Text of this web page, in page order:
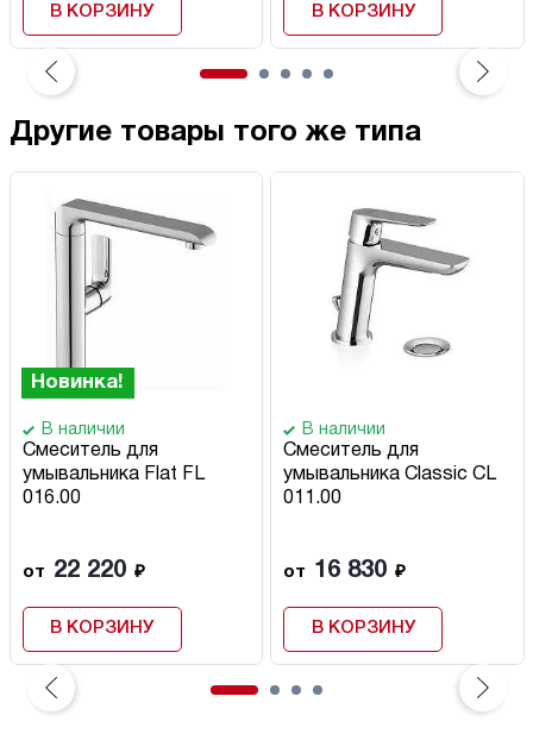
В КОРЗИНУ В КОРЗИНУ
Другие товары того же типа
Новинка!
В наличии
Смеситель для
умывальника Flat FL
016.00
от 22 220 ₽
В КОРЗИНУ
В наличии
Смеситель для
умывальника Classic CL
011.00
от 16 830 ₽
В КОРЗИНУ